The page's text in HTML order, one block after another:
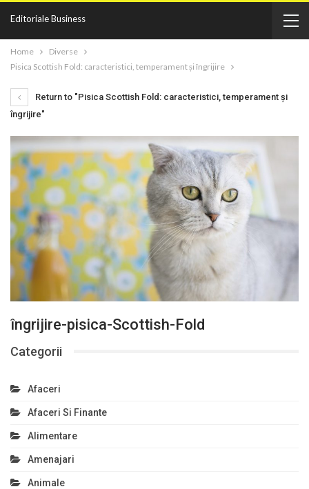
Editoriale Business
Home
Diverse
Pisica Scottish Fold: caracteristici, temperament și îngrijire
Return to "Pisica Scottish Fold: caracteristici, temperament și
îngrijire"
îngrijire-pisica-Scottish-Fold
Categorii
Afaceri
Afaceri Si Finante
Alimentare
Amenajari
Animale